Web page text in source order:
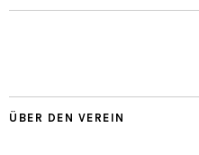
ÜBER DEN VEREIN